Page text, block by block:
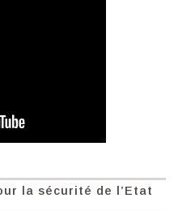
la sécurité de l’Etat